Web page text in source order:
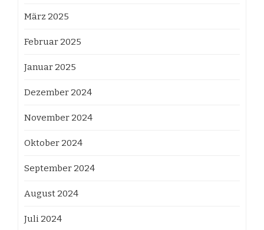
März 2025
Februar 2025
Januar 2025
Dezember 2024
November 2024
Oktober 2024
September 2024
August 2024
Juli 2024